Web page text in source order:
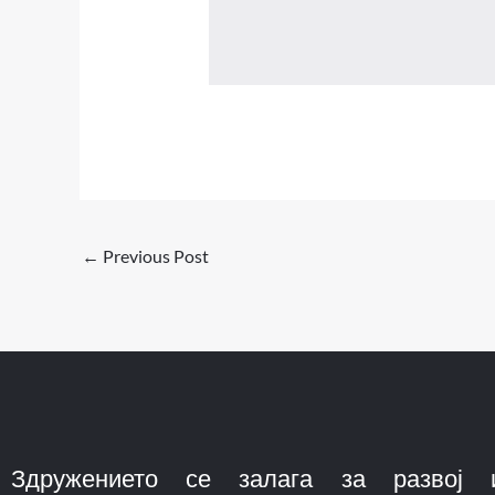
← Previous Post
Здружението се залага за развој